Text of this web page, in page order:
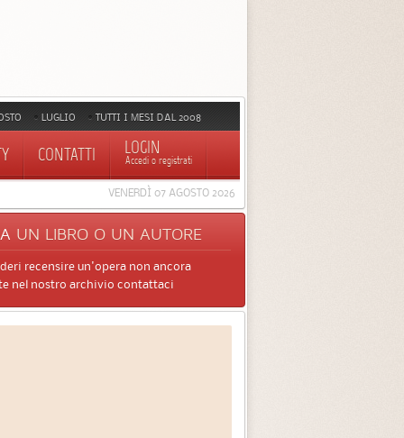
LUGLIO TUTTI I MESI DAL 2008
CONTATTI LOGIN
Accedi o registrati
VENERDÌ 07 AGOSTO 2026
UN LIBRO O UN AUTORE
recensire un'opera non ancora
nel nostro archivio contattaci